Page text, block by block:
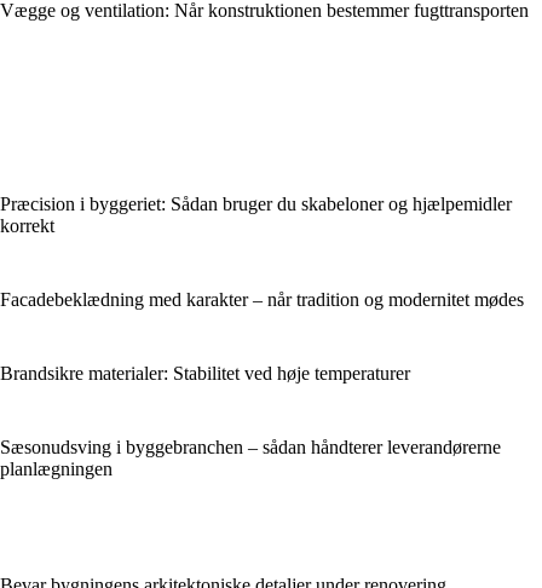
Vægge og ventilation: Når konstruktionen bestemmer fugttransporten
Præcision i byggeriet: Sådan bruger du skabeloner og hjælpemidler
korrekt
Facadebeklædning med karakter – når tradition og modernitet mødes
Brandsikre materialer: Stabilitet ved høje temperaturer
Sæsonudsving i byggebranchen – sådan håndterer leverandørerne
planlægningen